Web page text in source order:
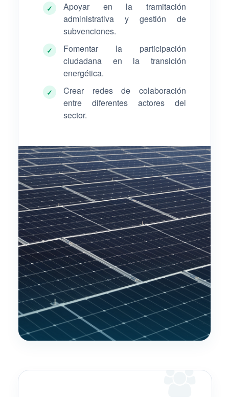
✓
Apoyar en la tramitación
administrativa y gestión de
subvenciones.
✓
Fomentar la participación
ciudadana en la transición
energética.
✓
Crear redes de colaboración
entre diferentes actores del
sector.